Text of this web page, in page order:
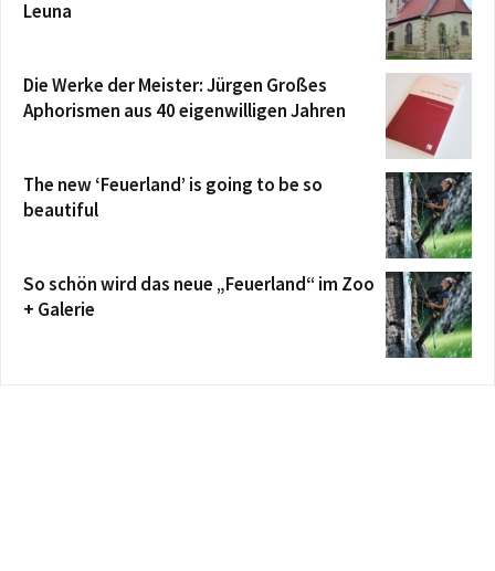
Leuna
Die Werke der Meister: Jürgen Großes
Aphorismen aus 40 eigenwilligen Jahren
The new ‘Feuerland’ is going to be so
beautiful
So schön wird das neue „Feuerland“ im Zoo
+ Galerie